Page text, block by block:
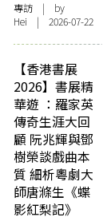
專訪 | by
Hei | 2026-07-22
【香港書展
2026】書展精
華遊 ：羅家英
傳奇生涯大回
顧 阮兆輝與鄧
樹榮談戲曲本
質 細析粵劇大
師唐滌生《蝶
影紅梨記》